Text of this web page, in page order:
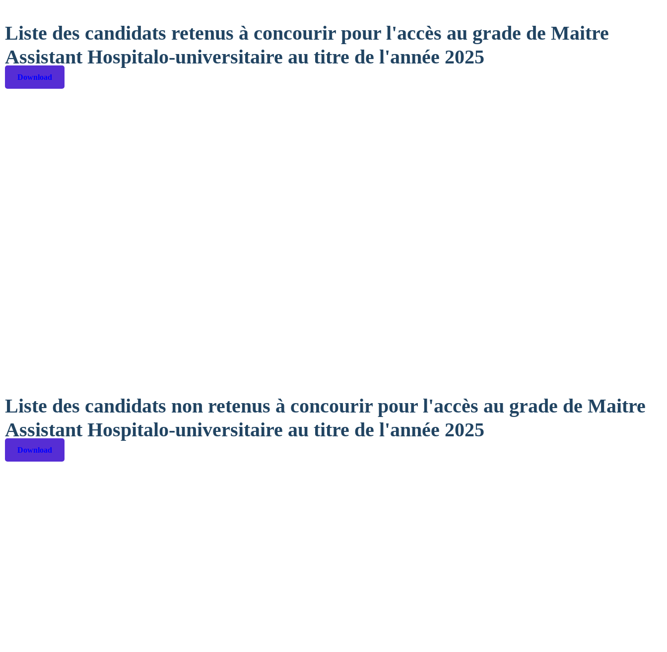
Liste des candidats retenus à concourir pour l'accès au grade de Maitre
Assistant Hospitalo-universitaire au titre de l'année 2025
Download
Liste des candidats non retenus à concourir pour l'accès au grade de Maitre
Assistant Hospitalo-universitaire au titre de l'année 2025
Download